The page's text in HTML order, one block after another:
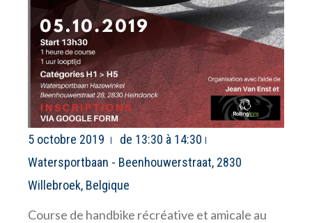
5 octobre 2019
de 13:30 à 14:30
Watersportbaan - Beenhouwerstraat, 2830
Willebroek, Belgique
Course de handbike récréative et amicale au